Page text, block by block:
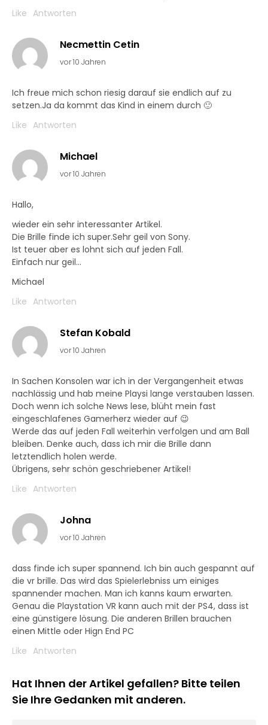
Like Antworten
Necmettin Cetin
vor 10 Jahren
Ich freue mich schon riesig darauf sie endlich auf zu
setzen.Ja da kommt das Kind in einem durch 🙂
Like Antworten
Michael
vor 10 Jahren
Hallo,
wieder ein sehr interessanter Artikel.
Die Brille finde ich super.Sehr geil von Sony.
Ist teuer aber es lohnt sich auf jeden Fall.
Einfach nur geil…
Michael
Like Antworten
Stefan Kobald
vor 10 Jahren
In Sachen Konsolen war ich in der Vergangenheit etwas
nachlässig und hab meine Playsi lange verstauben lassen.
Doch wenn ich solche News lese, blüht mein fast
eingeschlafenes Gamerherz wieder auf 😉
Werde das auf jeden Fall weiterhin verfolgen und am Ball
bleiben. Denke auch, dass ich mir die Brille dann
letztendlich holen werde.
Übrigens, sehr schön geschriebener Artikel!
Like Antworten
Johna
vor 10 Jahren
dass finde ich super spannend. Ich bin auch gespannt auf
die vr brille. Das wird das Spielerlebniss um einiges
spannender machen. Man ich kanns kaum erwarten.
Genau die Playstation VR kann auch mit der PS4, dass ist
eine günstigere lösung. Die anderen Brillen brauchen
einen Mittle oder Hign End PC
Like Antworten
Hat Ihnen der Artikel gefallen? Bitte teilen
Sie Ihre Gedanken mit anderen.